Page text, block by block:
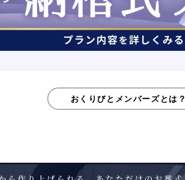
おくりびとメンバーズとは？